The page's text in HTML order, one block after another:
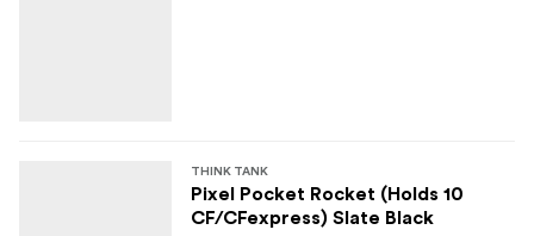
Nailono rišamoji juosta
Poliuretano danga
THINK TANK
Pixel Pocket Rocket (Holds 10
CF/CFexpress) Slate Black